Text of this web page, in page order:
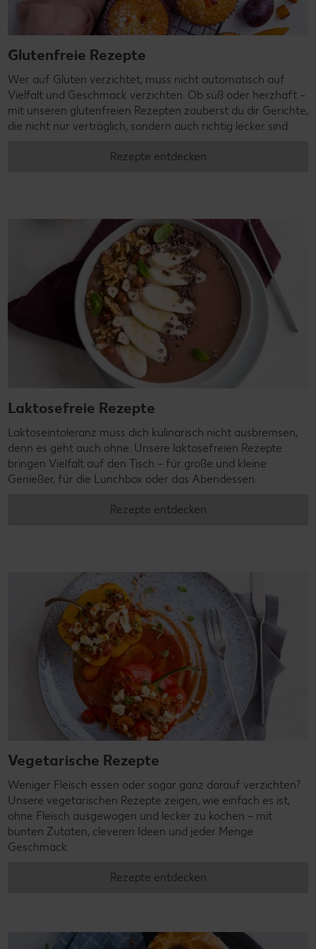
Glutenfreie Rezepte
Wer auf Gluten verzichtet, muss nicht automatisch auf
Vielfalt und Geschmack verzichten. Ob süß oder herzhaft –
mit unseren glutenfreien Rezepten zauberst du dir Gerichte,
die nicht nur verträglich, sondern auch richtig lecker sind.
Rezepte entdecken
Laktosefreie Rezepte
Laktoseintoleranz muss dich kulinarisch nicht ausbremsen,
denn es geht auch ohne. Unsere laktosefreien Rezepte
bringen Vielfalt auf den Tisch – für große und kleine
Genießer, für die Lunchbox oder das Abendessen.
Rezepte entdecken
Vegetarische Rezepte
Weniger Fleisch essen oder sogar ganz darauf verzichten?
Unsere vegetarischen Rezepte zeigen, wie einfach es ist,
ohne Fleisch ausgewogen und lecker zu kochen – mit
bunten Zutaten, cleveren Ideen und jeder Menge
Geschmack.
Rezepte entdecken